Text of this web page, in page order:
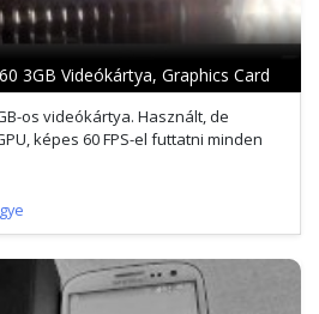
3GB Videókártya, Graphics Card
os videókártya. Használt, de
képes 60 FPS-el futtatni minden